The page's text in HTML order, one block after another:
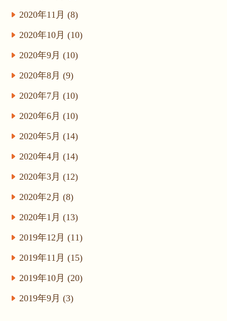
2020年11月 (8)
2020年10月 (10)
2020年9月 (10)
2020年8月 (9)
2020年7月 (10)
2020年6月 (10)
2020年5月 (14)
2020年4月 (14)
2020年3月 (12)
2020年2月 (8)
2020年1月 (13)
2019年12月 (11)
2019年11月 (15)
2019年10月 (20)
2019年9月 (3)